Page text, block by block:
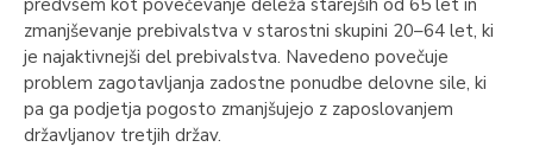
predvsem kot povečevanje deleža starejših od 65 let in
zmanjševanje prebivalstva v starostni skupini 20–64 let, ki
je najaktivnejši del prebivalstva. Navedeno povečuje
problem zagotavljanja zadostne ponudbe delovne sile, ki
pa ga podjetja pogosto zmanjšujejo z zaposlovanjem
državljanov tretjih držav.